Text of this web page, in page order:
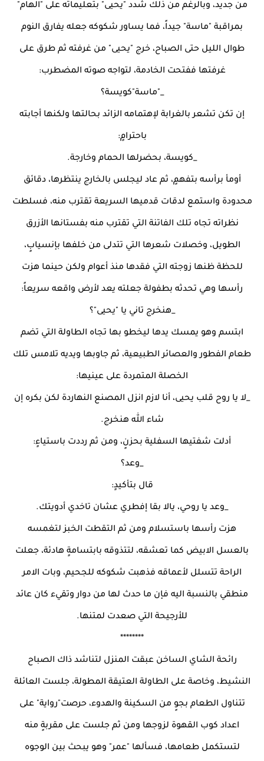
من جديد، وبالرغم من ذلك شدد "يحيى" بتعليماته على "الهام"
بمراقبة "ماسة" جيداً، فما يساور شكوكه جعله يفارق النوم
طوال الليل حتى الصباح، خرج "يحيى" من غرفته ثم طرق على
غرفتها ففتحت الخادمة، لتواجه صوته المضطرب:
_"ماسة"كويسة؟
إن تكن تشعر بالغرابة لإهتمامه الزائد بحالتها ولكنها أجابته
باحترامٍ:
_كويسة، بحضرلها الحمام وخارجة.
أومأ برأسه بتفهمٍ، ثم عاد ليجلس بالخارج ينتظرها، دقائق
محدودة واستمع لدقات قدميها السريعة تقترب منه، فسلطت
نظراته تجاه تلك الفاتنة التي تقترب منه بفستانها الأزرق
الطويل، وخصلات شعرها التي تتدلى من خلفها بإنسيابٍ،
للحظة ظنها زوجته التي فقدها منذ أعوام ولكن حينما هزت
رأسها وهي تحدثه بطفولة جعلته يعد لأرض واقعه سريعاً:
_هنخرج تاني يا "يحيى"؟
ابتسم وهو يمسك يدها ليخطو بها تجاه الطاولة التي تضم
طعام الفطور والعصائر الطبيعية، ثم جاوبها ويديه تلامس تلك
الخصلة المتمردة على عينيها:
_لا يا روح قلب يحيى، أنا لازم انزل المصنع النهاردة لكن بكره إن
شاء الله هنخرج.
أدلت شفتيها السفلية بحزنٍ، ومن ثم رددت باستياءٍ:
_وعد؟
قال بتأكيدٍ:
_وعد يا روحي، يالا بقا إفطري عشان تاخدي أدويتك.
هزت رأسها باستسلام ومن ثم التقطت الخبز لتغمسه
بالعسل الابيض كما تعشقه، لتتذوقه بابتسامةٍ هادئة، جعلت
الراحة تتسلل لأعماقه فذهبت شكوكه للجحيم، وبات الامر
منطقي بالنسبة اليه فإن ما حدث لها من دوار وتقيء كان عائد
للأرجيحة التي صعدت لمتنها.
********
رائحة الشاي الساخن عبقت المنزل لتناشد ذاك الصباح
النشيط، وخاصة على الطاولة العتيقة المطولة، جلست العائلة
تتناول الطعام بجوٍ من السكينة والهدوء، حرصت"رواية" على
اعداد كوب القهوة لزوجها ومن ثم جلست على مقربةٍ منه
لتستكمل طعامها، فسألها "عمر" وهو يبحث بين الوجوه